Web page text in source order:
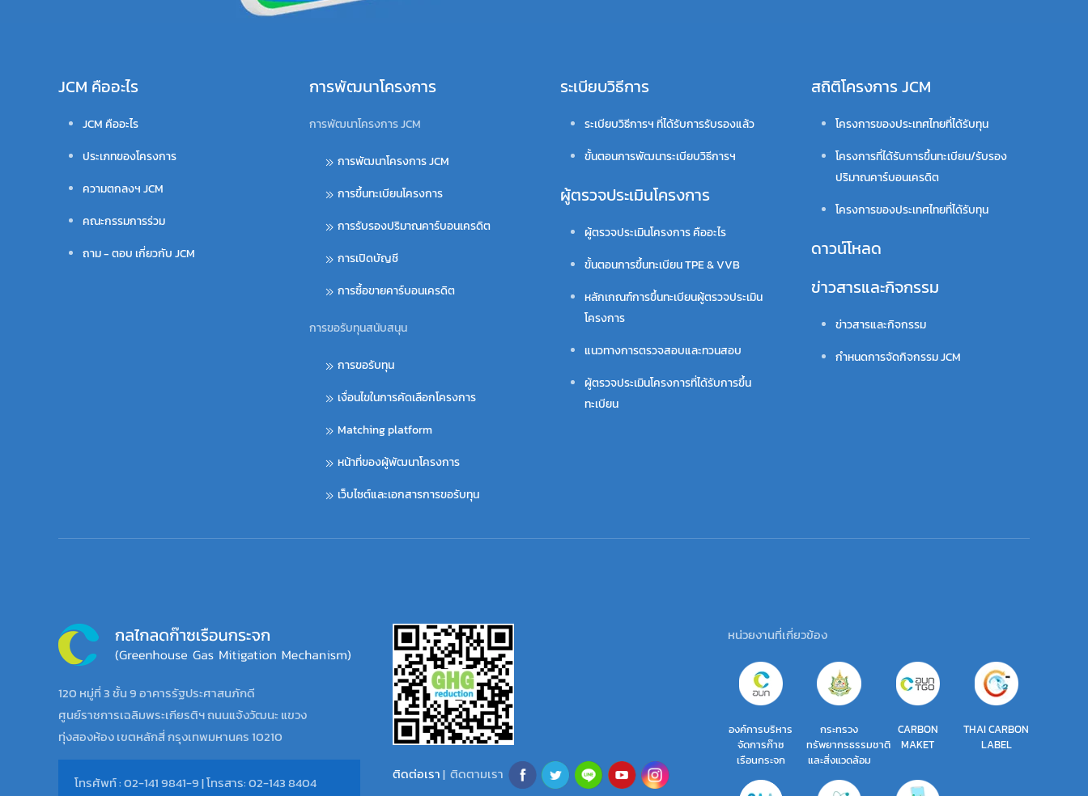
JCM คืออะไร
JCM คืออะไร
ประเภทของโครงการ
ความตกลงฯ JCM
คณะกรรมการร่วม
ถาม - ตอบ เกี่ยวกับ JCM
การพัฒนาโครงการ
การพัฒนาโครงการ JCM
การพัฒนาโครงการ JCM
การขึ้นทะเบียนโครงการ
การรับรองปริมาณคาร์บอนเครดิต
การเปิดบัญชี
การซื้อขายคาร์บอนเครดิต
การขอรับทุนสนับสนุน
การขอรับทุน
เงื่อนไขในการคัดเลือกโครงการ
Matching platform
หน้าที่ของผู้พัฒนาโครงการ
เว็บไซต์และเอกสารการขอรับทุน
ระเบียบวิธีการ
ระเบียบวิธีการฯ ที่ได้รับการรับรองแล้ว
ขั้นตอนการพัฒนาระเบียบวิธีการฯ
ผู้ตรวจประเมินโครงการ
ผู้ตรวจประเมินโครงการ คืออะไร
ขั้นตอนการขึ้นทะเบียน TPE & VVB
หลักเกณฑ์การขึ้นทะเบียนผู้ตรวจประเมิน
โครงการ
แนวทางการตรวจสอบและทวนสอบ
ผู้ตรวจประเมินโครงการที่ได้รับการขึ้น
ทะเบียน
สถิติโครงการ JCM
โครงการของประเทศไทยที่ได้รับทุน
โครงการที่ได้รับการขึ้นทะเบียน/รับรอง
ปริมาณคาร์บอนเครดิต
โครงการของประเทศไทยที่ได้รับทุน
ดาวน์โหลด
ข่าวสารและกิจกรรม
ข่าวสารและกิจกรรม
กำหนดการจัดกิจกรรม JCM
120 หมู่ที่ 3 ชั้น 9 อาคารรัฐประศาสนภักดี
ศูนย์ราชการเฉลิมพระเกียรติฯ ถนนแจ้งวัฒนะ แขวง
ทุ่งสองห้อง เขตหลักสี่ กรุงเทพมหานคร 10210
โทรศัพท์ : 02-141 9841-9 | โทรสาร: 02-143 8404 ติดต่อเรา| ติดตามเรา
หน่วยงานที่เกี่ยวข้อง
องค์การบริหาร
จัดการก๊าซ
เรือนกระจก
กระทรวง
ทรัพยากรธรรมชาติ
และสิ่งแวดล้อม
CARBON
MAKET
THAI CARBON
LABEL